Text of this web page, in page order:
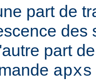
part de
des
part